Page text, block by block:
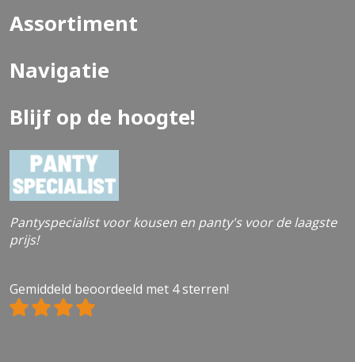
Assortiment
Navigatie
Blijf op de hoogte!
Pantyspecialist voor kousen en panty's voor de laagste
prijs!
Gemiddeld beoordeeld met 4 sterren!